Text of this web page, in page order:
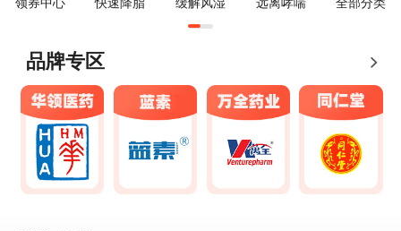
领券中心 快速降脂 缓解风湿 远离哮喘 全部分类
品牌专区